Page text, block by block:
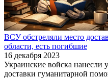
ВСУ обстреляли место
области, есть погибшие
16 декабря 2023
Украинские войска нанесли
доставки гуманитарной